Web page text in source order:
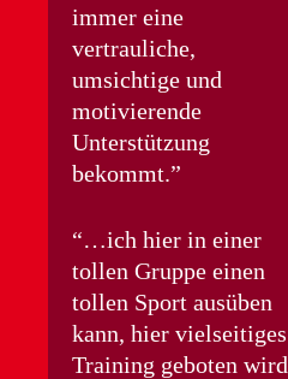
immer eine
vertrauliche,
umsichtige und
motivierende
Unterstützung
bekommt.
…ich hier in einer
tollen Gruppe einen
tollen Sport ausüben
kann, hier vielseitiges
Training geboten wird